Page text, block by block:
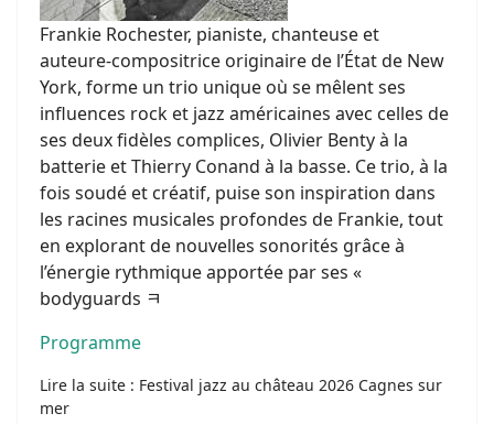
Frankie Rochester, pianiste, chanteuse et
auteure-compositrice originaire de l’État de New
York, forme un trio unique où se mêlent ses
influences rock et jazz américaines avec celles de
ses deux fidèles complices, Olivier Benty à la
batterie et Thierry Conand à la basse. Ce trio, à la
fois soudé et créatif, puise son inspiration dans
les racines musicales profondes de Frankie, tout
en explorant de nouvelles sonorités grâce à
l’énergie rythmique apportée par ses «
bodyguards ﾻ
Programme
Lire la suite : Festival jazz au château 2026 Cagnes sur
mer